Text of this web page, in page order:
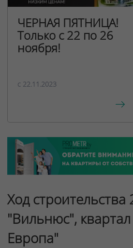
ЧЕРНАЯ ПЯТНИЦА!
Только с 22 по 26
ноября!
c 22.11.2023
Ход строительства
"Вильнюс",
Европа"